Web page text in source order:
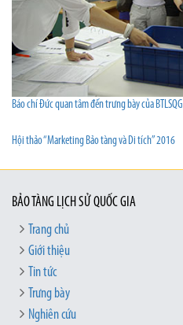
Báo chí Đức quan tâm đến trưng bày của BTLSQG
Hội thảo “Marketing Bảo tàng và Di tích” 2016
BẢO TÀNG LỊCH SỬ QUỐC GIA
Trang chủ
Giới thiệu
Tin tức
Trưng bày
Nghiên cứu